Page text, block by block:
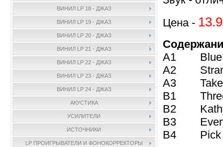
ВИНИЛ LP 18 - ДЖАЗ
ВИНИЛ LP 19 - ДЖАЗ
ВИНИЛ LP 20 - ДЖАЗ
ВИНИЛ LP 21 - ДЖАЗ
ВИНИЛ LP 22 - ДЖАЗ
ВИНИЛ LP 23 - ДЖАЗ
ВИНИЛ LP 24 - ДЖАЗ
АКУСТИКА
УСИЛИТЕЛИ
ИСТОЧНИКИ
LP ПРОИГРЫВАТЕЛИ И ФОНОКОРРЕКТОРЫ
Цена -
A1 Blue
A2
A3 Take
B1 Three
B2
B3
B4 Pick